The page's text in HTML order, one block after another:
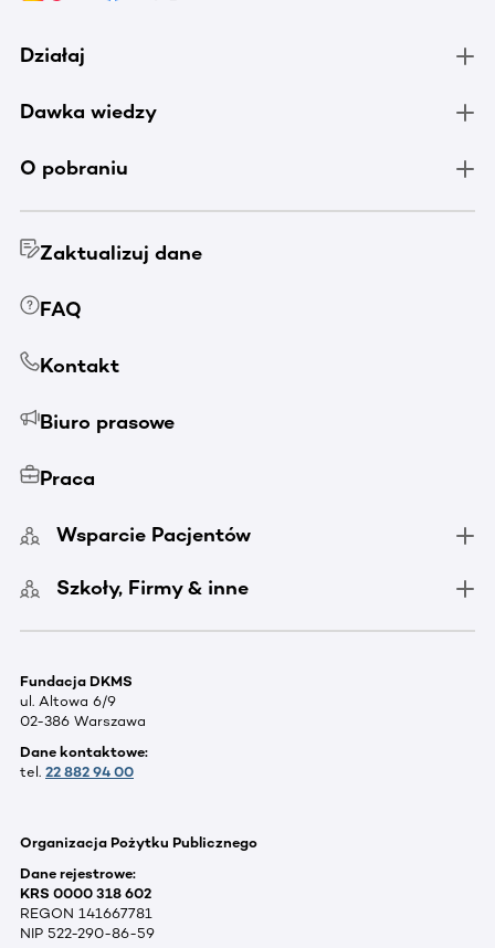
Działaj
Dawka wiedzy
O pobraniu
Zaktualizuj dane
FAQ
Kontakt
Biuro prasowe
Praca
Wsparcie Pacjentów
Szkoły, Firmy & inne
Fundacja DKMS
ul. Altowa 6/9
02-386 Warszawa
Dane kontaktowe:
tel. 22 882 94 00
Organizacja Pożytku Publicznego
Dane rejestrowe:
KRS 0000 318 602
REGON 141667781
NIP 522-290-86-59